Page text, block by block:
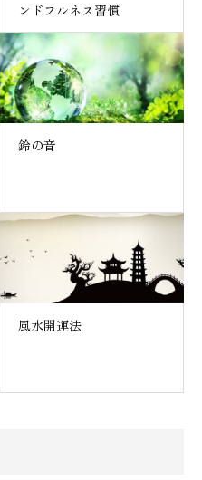
ンドフルネス習慣
鈴の音
風水開運法